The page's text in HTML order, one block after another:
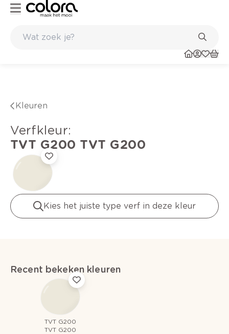
Kleuren
verfkleur:
TVT G200 TVT G200
Kies het juiste type verf in deze kleur
Recent bekeken kleuren
TVT G200
TVT G200